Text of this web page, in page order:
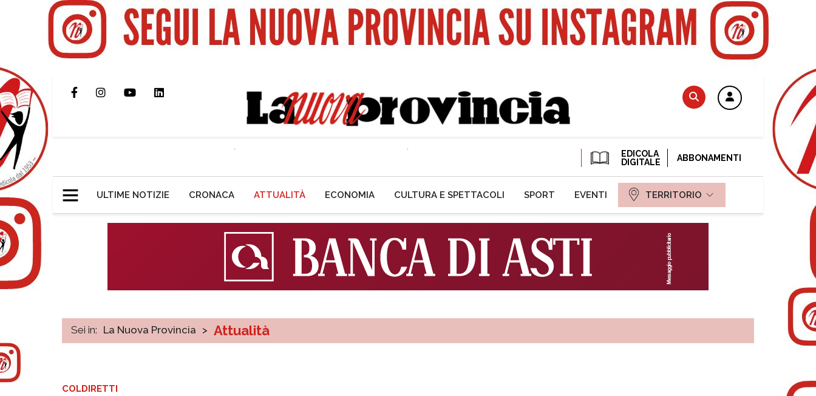
EDICOLA
DIGITALE
ABBONAMENTI
ULTIME NOTIZIE CRONACA ATTUALITÀ ECONOMIA CULTURA E SPETTACOLI SPORT EVENTI TERRITORIO
Sei in: La Nuova Provincia > Attualità
COLDIRETTI